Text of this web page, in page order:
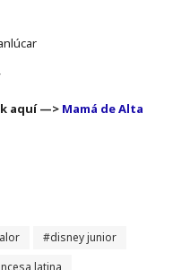
aquí —> Mamá de Alta
disney junior
latina